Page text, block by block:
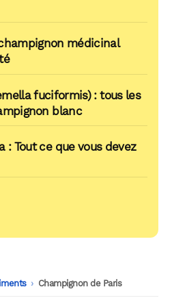
médicinal
fuciformis) : tous les
blanc
: Tout ce que vous devez
-
Champignon de Paris